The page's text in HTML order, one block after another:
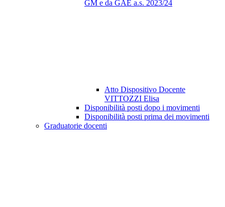
GM e da GAE a.s. 2023/24
Atto Dispositivo Docente
VITTOZZI Elisa
Disponibilità posti dopo i movimenti
Disponibilità posti prima dei movimenti
Graduatorie docenti